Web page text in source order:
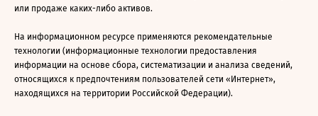
или продаже каких-либо активов.
На информационном ресурсе применяются рекомендательные
технологии (информационные технологии предоставления
информации на основе сбора, систематизации и анализа сведений,
относящихся к предпочтениям пользователей сети «Интернет»,
находящихся на территории Российской Федерации).